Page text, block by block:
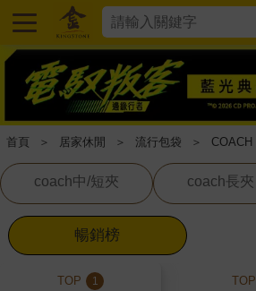
首頁 ＞ 居家休閒 ＞ 流行包袋 ＞ COACH
coach中/短夾 coach長夾
暢銷榜
TOP 1 TOP